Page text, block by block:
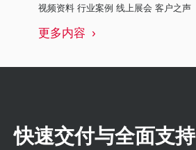
视频资料 行业案例 线上展会 客户之声
更多内容
快速交付与全面支持